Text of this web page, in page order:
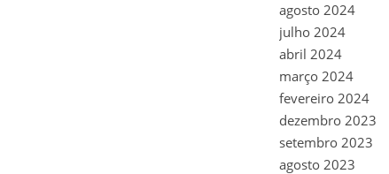
agosto 2024
julho 2024
abril 2024
março 2024
fevereiro 2024
dezembro 2023
setembro 2023
agosto 2023